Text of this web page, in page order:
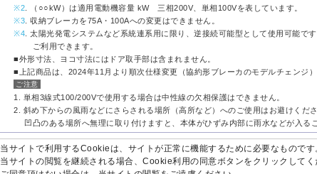
※2 . （○○kW）は適用電動機容量 kW 三相200V、単相100Vを表しています。
※3 . 収納ブレーカを75A・100Aへの変更はできません。
※4 . 太陽光発電システムなど系統連系用に限り、逆接続可能型として使用可能
ご利用できます。
■外形寸法、ヨコ寸法にはドア取手部は含まれません。
■上記商品は、2024年11月より順次仕様変更（協約形ブレーカのモデルチェンジ
ご注意
1. 単相3線式100/200Vで使用する場合は中性線の欠相保護はできません。
2. 斜め下からの風雨などにさらされる場所（高所など）へのご使用はお避けくださ
凹凸のある場所へ無理に取り付けますと、本体がひずみ内部に雨水などが入るこ
・記載の価格には消費税は含まれていません。
当サイトで利用するCookieは、サイトが正常に機能するために必要なものです
当サイトの閲覧を継続される場合、Cookie利用の同意ボタンをクリックしてく